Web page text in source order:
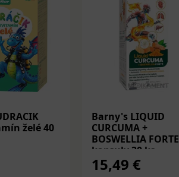
želé 40
Barny's LIQUID
CURCUMA +
BOSWELLIA FORTE
kapsuly 30 ks
15,49 €